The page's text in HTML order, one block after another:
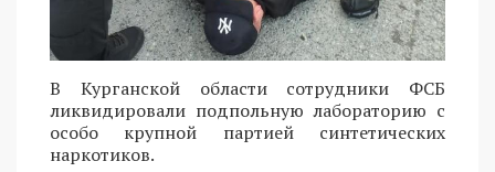
В Курганской области сотрудники ФСБ
ликвидировали подпольную лабораторию с
особо крупной партией синтетических
наркотиков.